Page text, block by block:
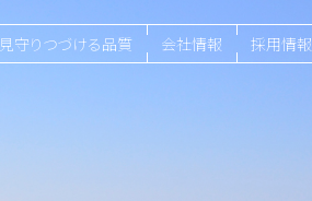
見守りつづける品質 会社情報 採用情報